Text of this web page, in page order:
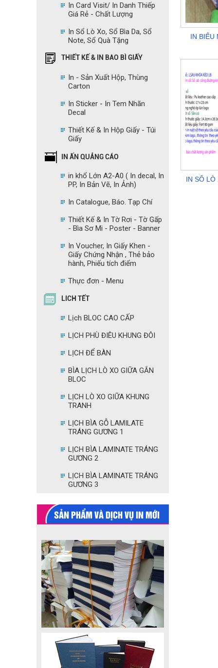
In Card Visit/ In Danh Thiếp
Giá Rẻ - Chất Lượng
In Sổ Lò Xo, Sổ Bìa Da, Sổ
Note, Sổ Quà Tặng
THIẾT KẾ & IN BAO BÌ GIẤY
In - Sản Xuất Hộp, Thùng
Carton
In Sticker - In Tem Nhãn
Decal
Thiết Kế & In Hộp Giấy - Túi
Giấy
IN ẤN QUẢNG CÁO
in khổ Lớn A2-A0 ( In decal, In
PP, In Bản Vẽ, In Ảnh)
In Catalogue, Báo. Tạp Chí
Thiết Kế & In Tờ Rơi - Tờ Gấp
- Bìa Sơ Mi - Poster - Banner
In Voucher, In Giấy Khen -
Giấy Chứng Nhận , Thẻ bảo
hành, Phiếu tích điểm
Thực đơn - Menu
LICH TẾT
Lịch BLOC CAO CẤP
LỊCH PHÙ ĐIÊU KHUNG ĐÔI
LỊCH ĐỂ BÀN
BÌA LỊCH LÒ XO GIỮA GẮN
BLOC
LỊCH LÒ XO GIỮA KHUNG
TRANH
LỊCH BÌA GỖ LAMILATE
TRÁNG GƯƠNG 1
LỊCH BÌA LAMINATE TRÁNG
GƯƠNG 2
LỊCH BÌA LAMINATE TRÁNG
GƯƠNG 3
SẢN PHẨM VÀ DỊCH VỤ IN MỚI
IN BIỂU
IN SỔ LÒ